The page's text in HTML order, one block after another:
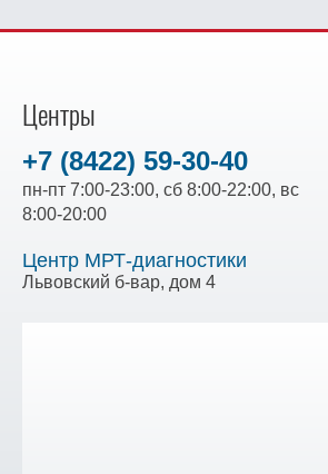
Центры
+7 (8422) 59-30-40
пн-пт 7:00-23:00, сб 8:00-22:00, вс
8:00-20:00
Центр МРТ-диагностики
Львовский б-вар, дом 4